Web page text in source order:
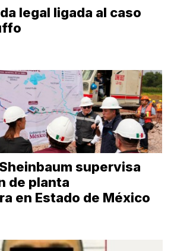
legal ligada al caso
supervisa
de planta
en Estado de México